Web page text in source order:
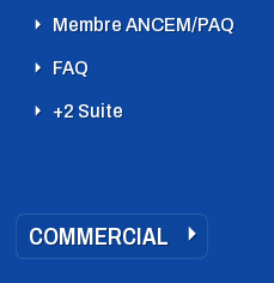
Membre ANCEM/PAQ
FAQ
+2 Suite
COMMERCIAL